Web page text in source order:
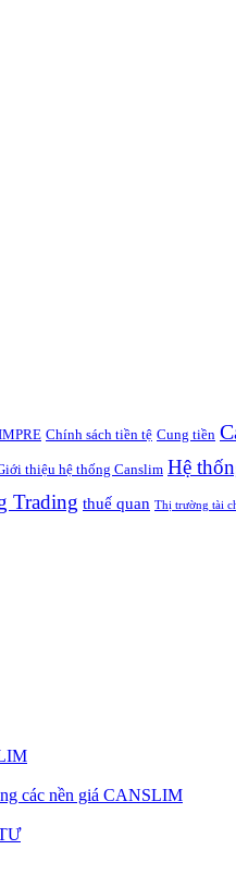
Chính sách tiền tệ Cung tiền
thiệu hệ thống Canslim Hệ
Trading thuế quan Thị trường tài
các nền giá CANSLIM